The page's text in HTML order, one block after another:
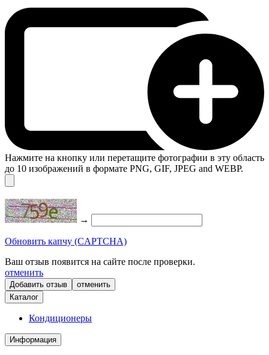
Нажмите на кнопку или перетащите фотографии в эту область
до 10 изображений в формате PNG, GIF, JPEG and WEBP.
→
Обновить капчу (CAPTCHA)
Ваш отзыв появится на сайте после проверки.
отменить
отменить
Каталог
Кондиционеры
Информация